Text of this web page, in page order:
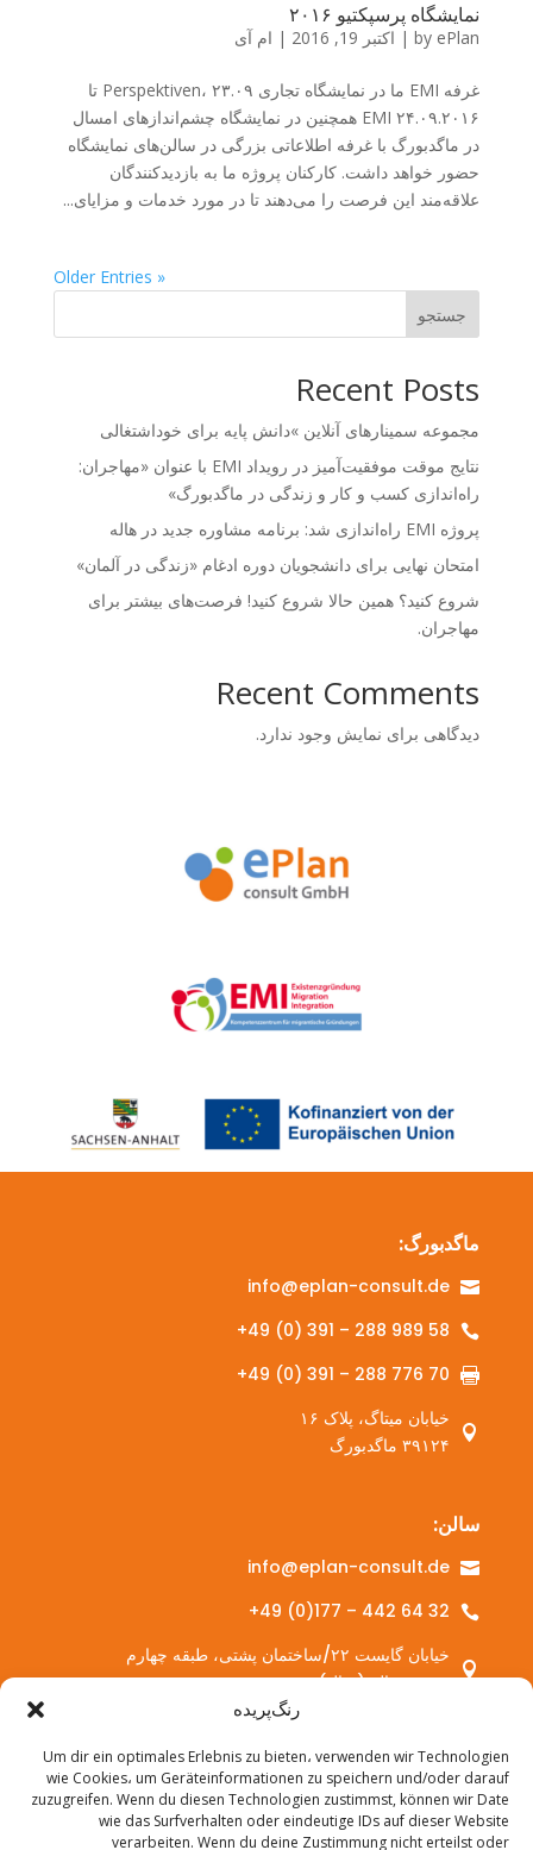
رنگ‌پریده
Um dir ein optimales Erlebnis zu bieten، verwenden wir Technologien
wie Cookies، um Geräteinformationen zu speichern und/oder darauf
zuzugreifen. Wenn du diesen Technologien zustimmst, können wir Date
wie das Surfverhalten oder eindeutige IDs auf dieser Website
verarbeiten. Wenn du deine Zustimmung nicht erteilst oder
نمایشگاه پرسپکتیو ۲۰۱۶
by ePlan
| اکتبر 19, 2016 | ام آی
غرفه EMI ما در نمایشگاه تجاری Perspektiven، ۲۳.۰۹ تا
۲۴.۰۹.۲۰۱۶ EMI همچنین در نمایشگاه چشم‌اندازهای امسال
در ماگدبورگ با غرفه اطلاعاتی بزرگی در سالن‌های نمایشگاه
حضور خواهد داشت. کارکنان پروژه ما به بازدیدکنندگان
علاقه‌مند این فرصت را می‌دهند تا در مورد خدمات و مزایای...
« Older Entries
جستجو
Recent Posts
مجموعه سمینارهای آنلاین »دانش پایه برای خوداشتغالی
نتایج موقت موفقیت‌آمیز در رویداد EMI با عنوان «مهاجران:
راه‌اندازی کسب و کار و زندگی در ماگدبورگ»
پروژه EMI راه‌اندازی شد: برنامه مشاوره جدید در هاله
امتحان نهایی برای دانشجویان دوره ادغام «زندگی در آلمان»
شروع کنید؟ همین حالا شروع کنید! فرصت‌های بیشتر برای
مهاجران.
Recent Comments
دیدگاهی برای نمایش وجود ندارد.
ماگدبورگ:

info@eplan-consult.de

‎+49 (0) 391 – 288 989 58‎

‎+49 (0) 391 – 288 776 70‎

خیابان میتاگ، پلاک ۱۶
۳۹۱۲۴ ماگدبورگ
سالن:

info@eplan-consult.de

‎+49 (0)177 – 442 64 32‎

خیابان گایست ۲۲/ساختمان پشتی، طبقه چهارم
۰۶۱۰۸ هاله (سال)
خدمات:
 مشاوره